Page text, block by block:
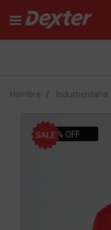
Hombre Indumentaria
30% OFF